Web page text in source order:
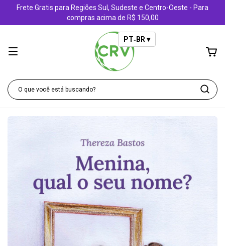
Frete Gratis para Regiões Sul, Sudeste e Centro-Oeste - Para
compras acima de R$ 150,00
PT‑BR ▾